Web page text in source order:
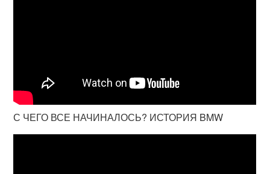
С ЧЕГО ВСЕ НАЧИНАЛОСЬ? ИСТОРИЯ BMW